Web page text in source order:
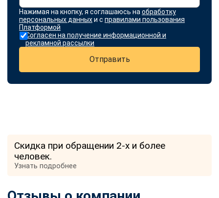
Нажимая на кнопку, я соглашаюсь на обработку
персональных данныхи с правилами пользования
Платформой
Согласен на получение информационной и
рекламной рассылки
Отправить
Скидка при обращении 2-х и более
человек.
Узнать подробнее